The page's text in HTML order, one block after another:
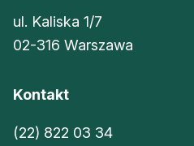
ul. Kaliska 1/7
02-316 Warszawa
Kontakt
(22) 822 03 34